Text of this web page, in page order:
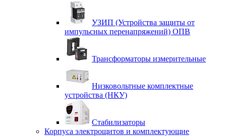
УЗИП (Устройства защиты от
импульсных перенапряжений) ОПВ
Трансформаторы измерительные
Низковольтные комплектные
устройства (НКУ)
Стабилизаторы
Корпуса электрощитов и комплектующие